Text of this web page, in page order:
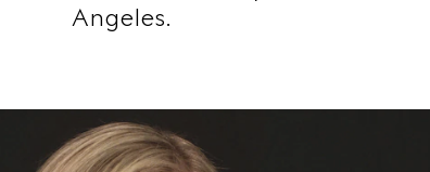
Angeles.